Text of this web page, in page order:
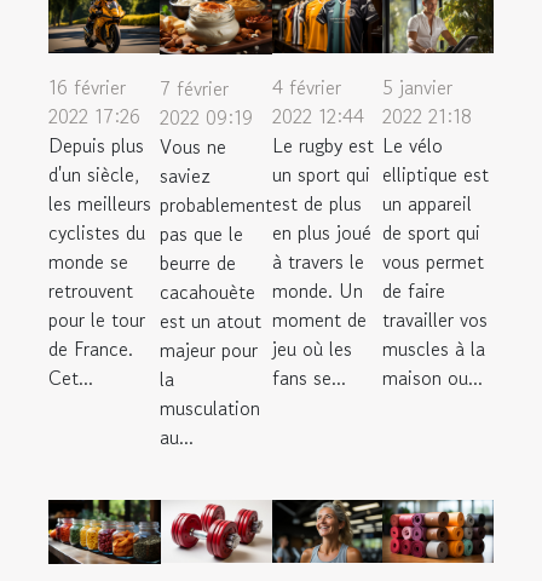
16 février
2022 17:26
Depuis plus
d'un siècle,
les meilleurs
cyclistes du
monde se
retrouvent
pour le tour
de France.
Cet...
7 février
2022 09:19
Vous ne
saviez
probablement
pas que le
beurre de
cacahouète
est un atout
majeur pour
la
musculation
au...
4 février
2022 12:44
Le rugby est
un sport qui
est de plus
en plus joué
à travers le
monde. Un
moment de
jeu où les
fans se...
5 janvier
2022 21:18
Le vélo
elliptique est
un appareil
de sport qui
vous permet
de faire
travailler vos
muscles à la
maison ou...